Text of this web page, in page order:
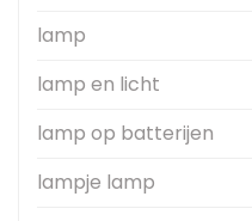
lamp
lamp en licht
lamp op batterijen
lampje lamp